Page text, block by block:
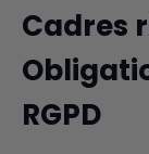
Cadres
RGPD